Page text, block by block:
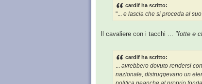
cardif ha scritto:
"... e lascia che si proceda al
Il cavaliere con i tacchi ... "fotte e
cardif ha scritto:
... avrebbero dovuto rendersi
nazionale, distruggevano un